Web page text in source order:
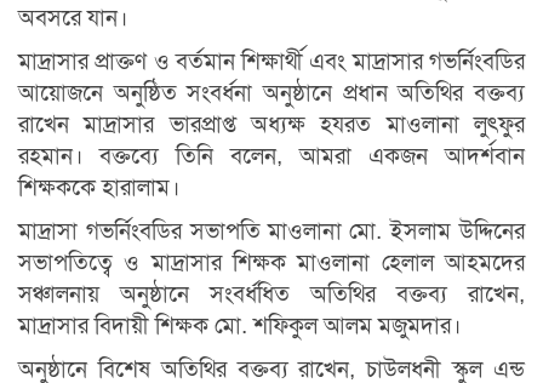
অবসরে যান।
মাদ্রাসার প্রাক্তণ ও বর্তমান শিক্ষার্থী এবং মাদ্রাসার গভর্নিংবডির
আয়োজনে অনুষ্ঠিত সংবর্ধনা অনুষ্ঠানে প্রধান অতিথির বক্তব্য
রাখেন মাদ্রাসার ভারপ্রাপ্ত অধ্যক্ষ হযরত মাওলানা লুৎফুর
রহমান। বক্তব্যে তিনি বলেন, আমরা একজন আদর্শবান
শিক্ষককে হারালাম।
মাদ্রাসা গভর্নিংবডির সভাপতি মাওলানা মো. ইসলাম উদ্দিনের
সভাপতিত্বে ও মাদ্রাসার শিক্ষক মাওলানা হেলাল আহমদের
সঞ্চালনায় অনুষ্ঠানে সংবর্ধধিত অতিথির বক্তব্য রাখেন,
মাদ্রাসার বিদায়ী শিক্ষক মো. শফিকুল আলম মজুমদার।
অনুষ্ঠানে বিশেষ অতিথির বক্তব্য রাখেন, চাউলধনী স্কুল এন্ড